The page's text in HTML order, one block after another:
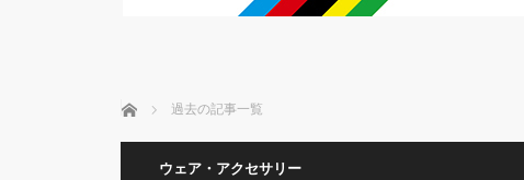
ホーム 過去の記事一覧
ウェア・アクセサリー